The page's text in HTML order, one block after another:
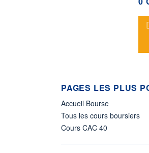
PAGES LES PLUS
Accueil Bourse
Tous les cours boursiers
Cours CAC 40